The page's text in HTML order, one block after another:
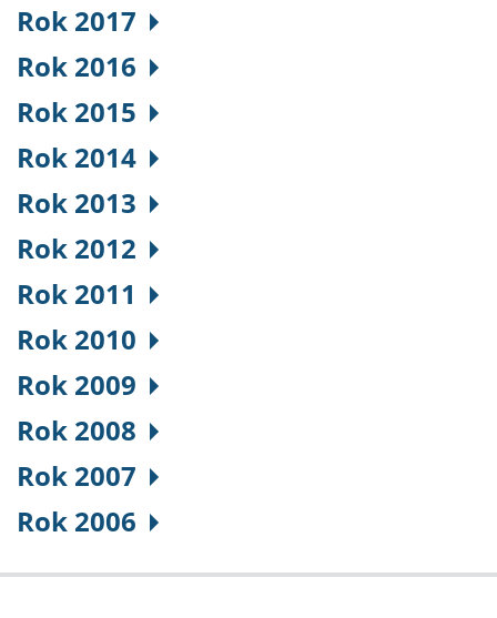
Rok 2017
Rok 2016
Rok 2015
Rok 2014
Rok 2013
Rok 2012
Rok 2011
Rok 2010
Rok 2009
Rok 2008
Rok 2007
Rok 2006